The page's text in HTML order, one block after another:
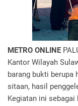
METRO ONLINE
Kantor Wilayah
barang bukti berupa
sitaan, hasil
Kegiatan ini